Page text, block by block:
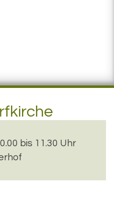
bis 11.30 Uhr